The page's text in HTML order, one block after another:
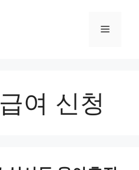
메
여 신청